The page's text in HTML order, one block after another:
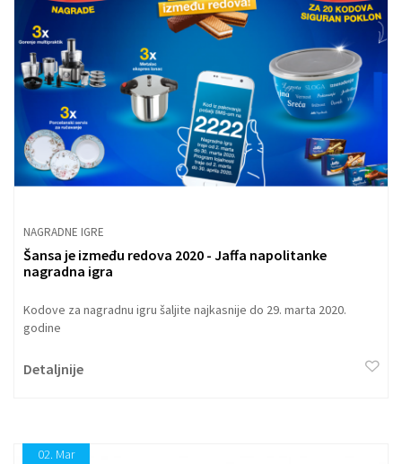
NAGRADNE IGRE
Šansa je između redova 2020 - Jaffa napolitanke
nagradna igra
Kodove za nagradnu igru šaljite najkasnije do 29. marta 2020.
godine
Detaljnije
02. Mar